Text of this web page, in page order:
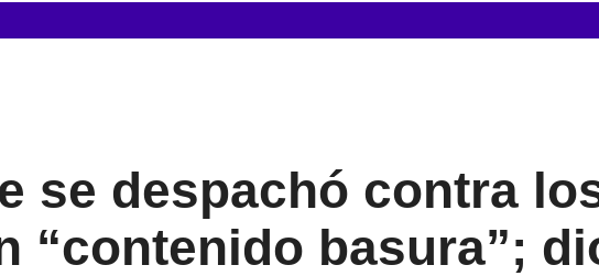
se despachó contra
“contenido basura”;